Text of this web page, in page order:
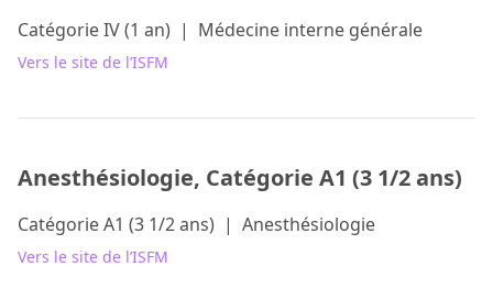
Catégorie IV (1 an) | Médecine interne générale
Vers le site de l’ISFM
Anesthésiologie, Catégorie A1 (3 1/2 ans)
Catégorie A1 (3 1/2 ans) | Anesthésiologie
Vers le site de l’ISFM